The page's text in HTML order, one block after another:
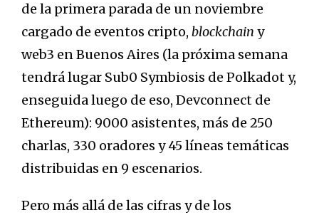
de la primera parada de un noviembre
cargado de eventos cripto, blockchain y
web3 en Buenos Aires (la próxima semana
tendrá lugar Sub0 Symbiosis de Polkadot y,
enseguida luego de eso, Devconnect de
Ethereum): 9000 asistentes, más de 250
charlas, 330 oradores y 45 líneas temáticas
distribuidas en 9 escenarios.
Pero más allá de las cifras y de los